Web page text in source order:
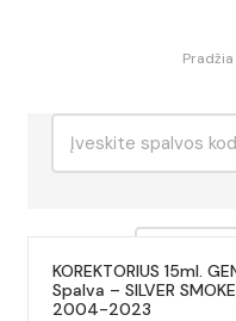
Pradžia
KOREKTORIUS 15ml.
Spalva – SILVER
2004-2023